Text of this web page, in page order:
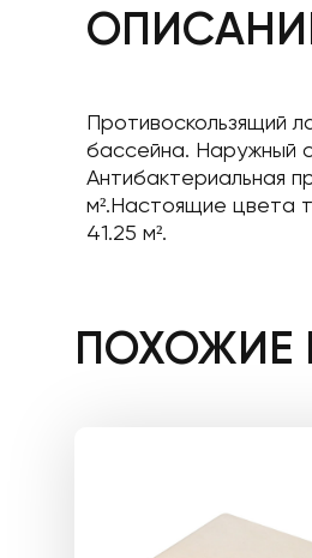
Противоскользящий
бассейна. Наружный
Антибактериальная
м².Настоящие цвета
41.25 м².
ПОХОЖИЕ